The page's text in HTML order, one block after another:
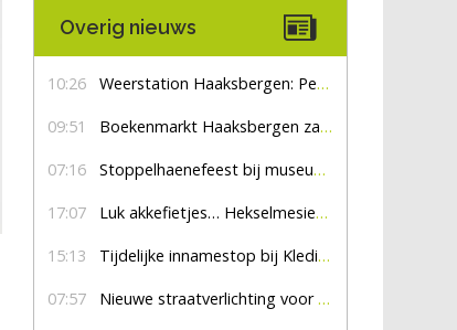
Overig nieuws
10:26 Weerstation Haaksbergen: Perioden met zon en droog
09:51 Boekenmarkt Haaksbergen zaterdag 8 augustus, marktplein Haaksbergen
07:16 Stoppelhaenefeest bij museum De Lebbenbrugge
17:07 Luk akkefietjes… HekselmesienHarry
15:13 Tijdelijke innamestop bij Kledingbank Stefania
07:57 Nieuwe straatverlichting voor De Veldmaat en De Pas